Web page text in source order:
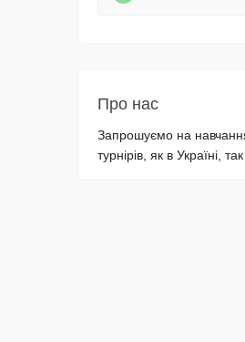
Про нас
Запрошуємо на
турнірів, як в Україні,